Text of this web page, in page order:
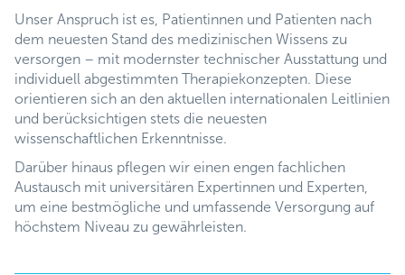
Unser Anspruch ist es, Patientinnen und Patienten nach
dem neuesten Stand des medizinischen Wissens zu
versorgen – mit modernster technischer Ausstattung und
individuell abgestimmten Therapiekonzepten. Diese
orientieren sich an den aktuellen internationalen Leitlinien
und berücksichtigen stets die neuesten
wissenschaftlichen Erkenntnisse.
Darüber hinaus pflegen wir einen engen fachlichen
Austausch mit universitären Expertinnen und Experten,
um eine bestmögliche und umfassende Versorgung auf
höchstem Niveau zu gewährleisten.